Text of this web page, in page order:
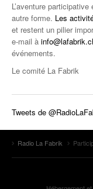
L’aventure
autre forme. Les
et restent un pilier
e-mail à
événements.
Le comité La Fabrik
Tweets de
Radio La Fabrik